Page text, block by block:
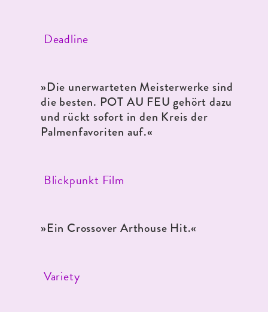
Deadline
»Die unerwarteten Meisterwerke sind
die besten. POT AU FEU gehört dazu
und rückt sofort in den Kreis der
Palmenfavoriten auf.«
Blickpunkt Film
»Ein Crossover Arthouse Hit.«
Variety